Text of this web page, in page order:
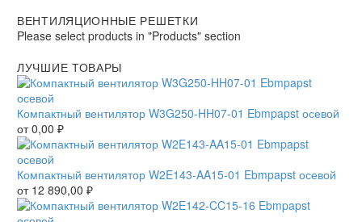
ВЕНТИЛЯЦИОННЫЕ РЕШЕТКИ
Please select products in "Products" section
ЛУЧШИЕ ТОВАРЫ
Компактный вентилятор W3G250-HH07-01 Ebmpapst осевой
от0,00 ₽
Компактный вентилятор W2E143-AA15-01 Ebmpapst осевой
от 12 890,00 ₽